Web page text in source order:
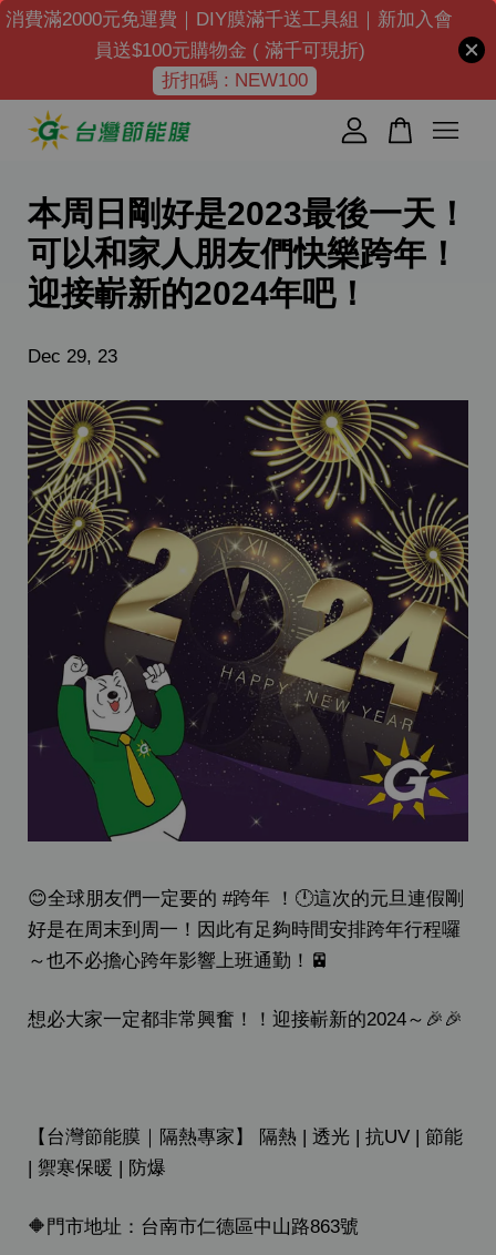
消費滿2000元免運費｜DIY膜滿千送工具組｜新加入會
員送$100元購物金 ( 滿千可現折)
折扣碼 : NEW100
本周日剛好是2023最後一天！
可以和家人朋友們快樂跨年！
迎接嶄新的2024年吧！
Dec 29, 23
😊全球朋友們一定要的 #跨年 ！🕛這次的元旦連假剛
好是在周末到周一！因此有足夠時間安排跨年行程囉
～也不必擔心跨年影響上班通勤！🚈
想必大家一定都非常興奮！！迎接嶄新的2024～🎉🎉
【台灣節能膜｜隔熱專家】 隔熱 | 透光 | 抗UV | 節能
| 禦寒保暖 | 防爆
🔶門市地址：台南市仁德區中山路863號
您的購物車目前還是空的。